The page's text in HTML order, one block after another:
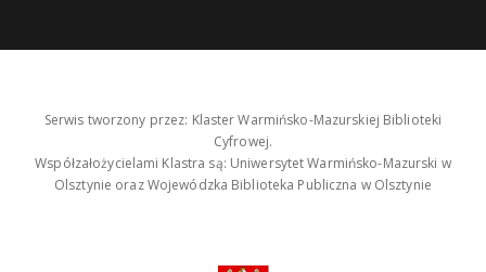
Serwis tworzony przez: Klaster Warmińsko-Mazurskiej Biblioteki
Cyfrowej.
Współzałożycielami Klastra są: Uniwersytet Warmińsko-Mazurski w
Olsztynie oraz Wojewódzka Biblioteka Publiczna w Olsztynie